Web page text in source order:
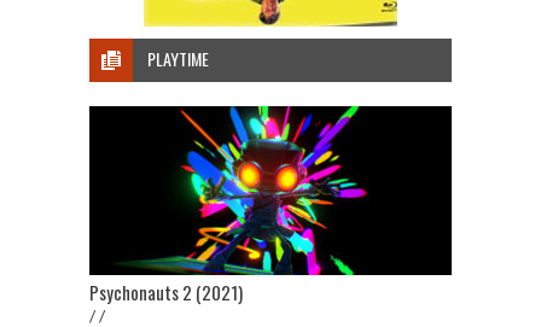
PLAYTIME
Psychonauts 2 (2021)
/ /